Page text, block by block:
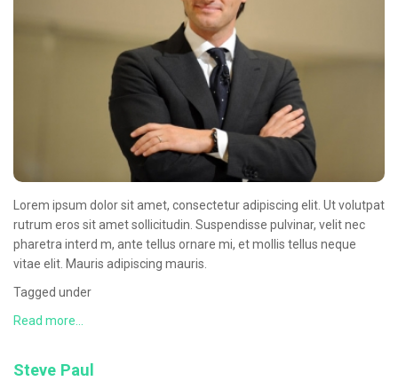
Lorem ipsum dolor sit amet, consectetur adipiscing elit. Ut volutpat
rutrum eros sit amet sollicitudin. Suspendisse pulvinar, velit nec
pharetra interd m, ante tellus ornare mi, et mollis tellus neque
vitae elit. Mauris adipiscing mauris.
Tagged under
Read more...
Steve Paul
Formulaires et fiches techniques
Consultations
Nouvelles techniques à AMC
Activités et agenda scientifiques
Galerie